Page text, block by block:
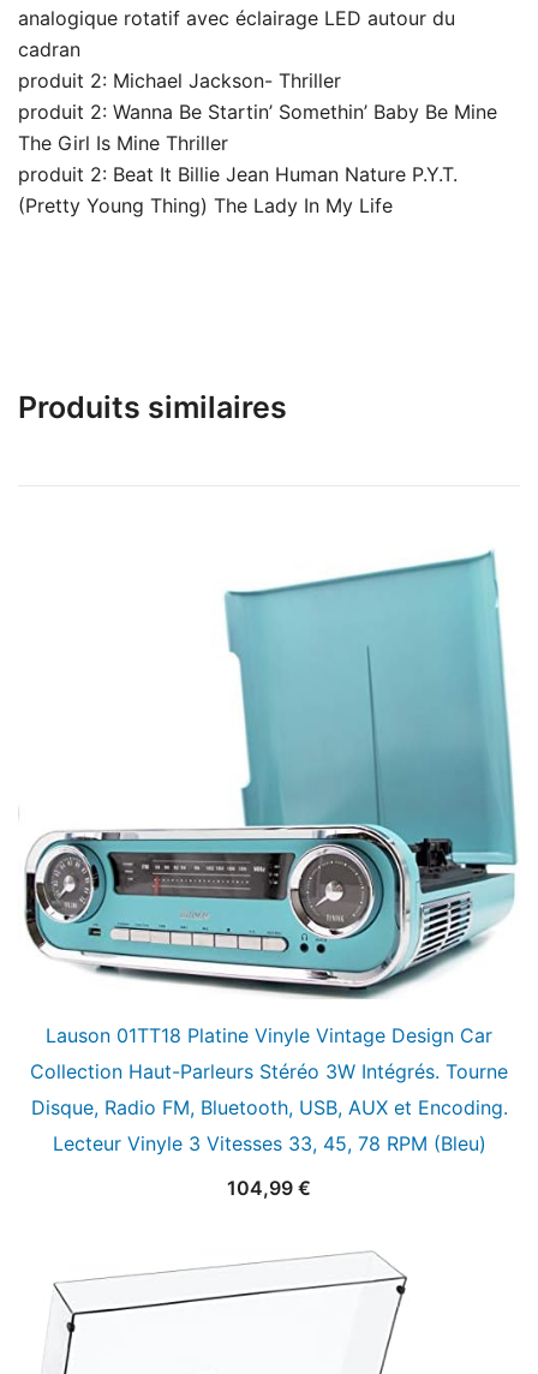
analogique rotatif avec éclairage LED autour du
cadran
produit 2: Michael Jackson- Thriller
produit 2: Wanna Be Startin’ Somethin’ Baby Be Mine
The Girl Is Mine Thriller
produit 2: Beat It Billie Jean Human Nature P.Y.T.
(Pretty Young Thing) The Lady In My Life
Produits similaires
Lauson 01TT18 Platine Vinyle Vintage Design Car
Collection Haut-Parleurs Stéréo 3W Intégrés. Tourne
Disque, Radio FM, Bluetooth, USB, AUX et Encoding.
Lecteur Vinyle 3 Vitesses 33, 45, 78 RPM (Bleu)
104,99 €